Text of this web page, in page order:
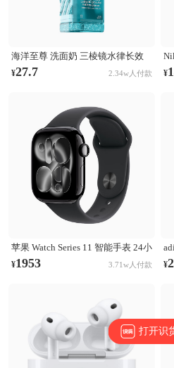
海洋至尊 洗面奶 三棱镜水律长效
控油祛痘洗面奶 清洁黑头毛孔 控
¥27.7 2.34w人付款 ¥
苹果 Watch Series 11 智能手表 24小
时续航升级 Ion-X玻璃技术 双倍抗
¥1953 3.71w人付款 ¥
打开识